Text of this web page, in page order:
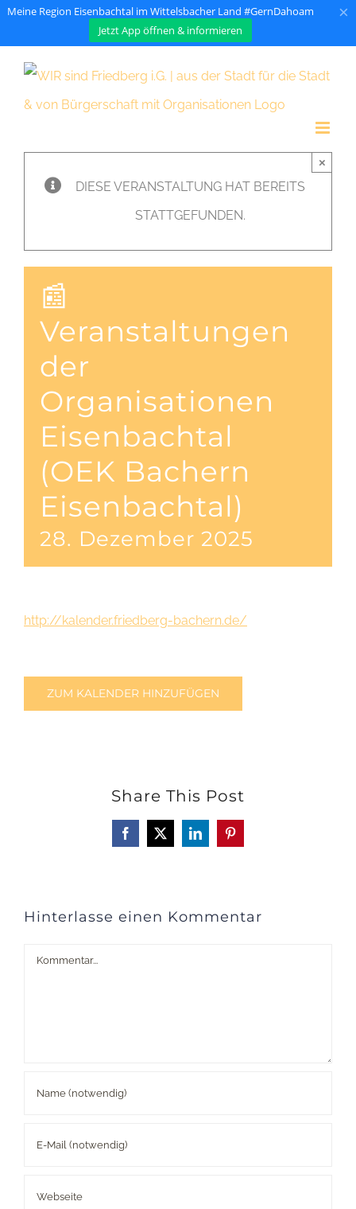
Meine Region Eisenbachtal im Wittelsbacher Land #GernDahoam
Jetzt App öffnen & informieren
×
Zum
DIESE VERANSTALTUNG HAT BEREITS
STATTGEFUNDEN.
×
📰
Veranstaltungen
der
Organisationen
Eisenbachtal
(OEK Bachern
Eisenbachtal)
28. Dezember 2025
http://kalender.friedberg-bachern.de/
ZUM KALENDER HINZUFÜGEN
Share This Post
Facebook
X LinkedInPinterest
Hinterlasse einen Kommentar
Kommentar